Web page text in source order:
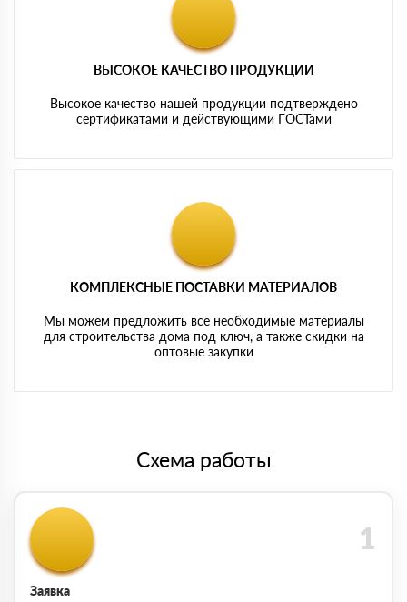
ВЫСОКОЕ КАЧЕСТВО ПРОДУКЦИИ
Высокое качество нашей продукции подтверждено
сертификатами и действующими ГОСТами
КОМПЛЕКСНЫЕ ПОСТАВКИ МАТЕРИАЛОВ
Мы можем предложить все необходимые материалы
для строительства дома под ключ, а также скидки на
оптовые закупки
Схема работы
Заявка